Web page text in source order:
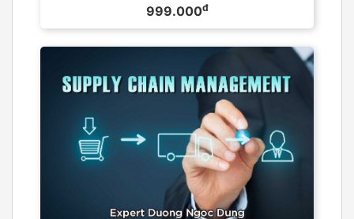
999.000đ